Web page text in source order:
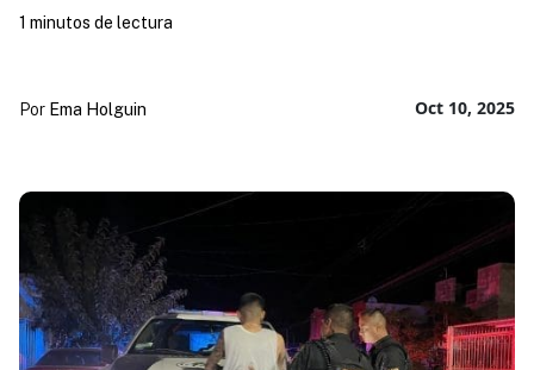
Oct 10, 2025
Por Ema Holguin
1 minutos de lectura